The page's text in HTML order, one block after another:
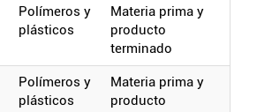
polímeros y
plásticos
materia prima y
producto
terminado
polímeros y
plásticos
materia prima y
producto